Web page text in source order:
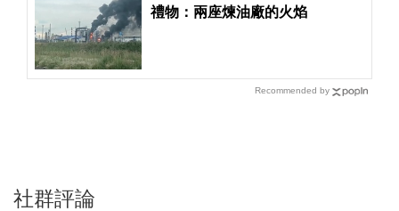
禮物：兩座煉油廠的火焰
Recommended by
社群評論